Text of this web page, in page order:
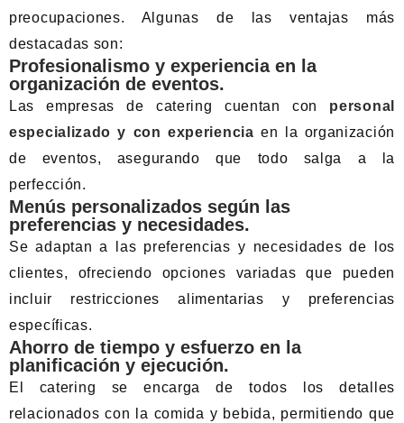
preocupaciones. Algunas de las ventajas más
destacadas son:
Profesionalismo y experiencia en la
organización de eventos.
Las empresas de catering cuentan con personal
especializado y con experiencia en la organización
de eventos, asegurando que todo salga a la
perfección.
Menús personalizados según las
preferencias y necesidades.
Se adaptan a las preferencias y necesidades de los
clientes, ofreciendo opciones variadas que pueden
incluir restricciones alimentarias y preferencias
específicas.
Ahorro de tiempo y esfuerzo en la
planificación y ejecución.
El catering se encarga de todos los detalles
relacionados con la comida y bebida, permitiendo que